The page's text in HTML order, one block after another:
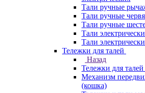
Тали ручные
Тали ручные
Тали ручные
Тали
Тали
Тележки для талей
Назад
Тележки для талей
Механизм
(кошка)